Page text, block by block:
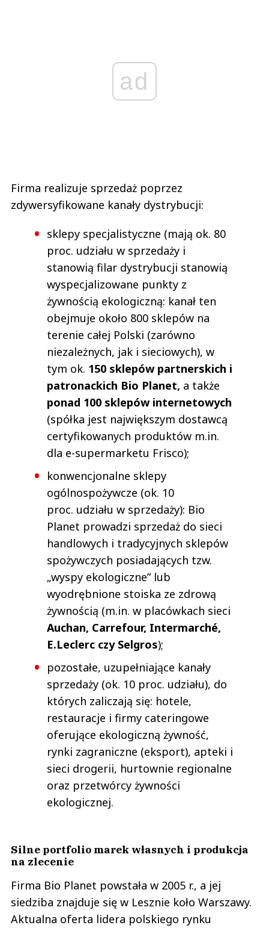
ad
Firma realizuje sprzedaż poprzez
zdywersyfikowane kanały dystrybucji:
sklepy specjalistyczne (mają ok. 80
proc. udziału w sprzedaży i
stanowią filar dystrybucji stanowią
wyspecjalizowane punkty z
żywnością ekologiczną: kanał ten
obejmuje około 800 sklepów na
terenie całej Polski (zarówno
niezależnych, jak i sieciowych), w
tym ok. 150 sklepów partnerskich i
patronackich Bio Planet, a także
ponad 100 sklepów internetowych
(spółka jest największym dostawcą
certyfikowanych produktów m.in.
dla e-supermarketu Frisco);
konwencjonalne sklepy
ogólnospożywcze (ok. 10
proc. udziału w sprzedaży): Bio
Planet prowadzi sprzedaż do sieci
handlowych i tradycyjnych sklepów
spożywczych posiadających tzw.
„wyspy ekologiczne” lub
wyodrębnione stoiska ze zdrową
żywnością (m.in. w placówkach sieci
Auchan, Carrefour, Intermarché,
E.Leclerc czy Selgros);
pozostałe, uzupełniające kanały
sprzedaży (ok. 10 proc. udziału), do
których zaliczają się: hotele,
restauracje i firmy cateringowe
oferujące ekologiczną żywność,
rynki zagraniczne (eksport), apteki i
sieci drogerii, hurtownie regionalne
oraz przetwórcy żywności
ekologicznej.
Silne portfolio marek własnych i produkcja
na zlecenie
Firma Bio Planet powstała w 2005 r., a jej
siedziba znajduje się w Lesznie koło Warszawy.
Aktualna oferta lidera polskiego rynku